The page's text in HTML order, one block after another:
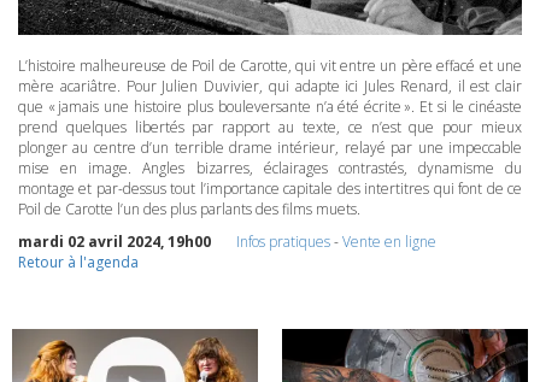
L’histoire malheureuse de Poil de Carotte, qui vit entre un père effacé et une
mère acariâtre. Pour Julien Duvivier, qui adapte ici Jules Renard, il est clair
que « jamais une histoire plus bouleversante n’a été écrite ». Et si le cinéaste
prend quelques libertés par rapport au texte, ce n’est que pour mieux
plonger au centre d’un terrible drame intérieur, relayé par une impeccable
mise en image. Angles bizarres, éclairages contrastés, dynamisme du
montage et par-dessus tout l’importance capitale des intertitres qui font de ce
Poil de Carotte l’un des plus parlants des films muets.
mardi 02 avril 2024, 19h00
Infos pratiques-Vente en ligne
Retour à l'agenda